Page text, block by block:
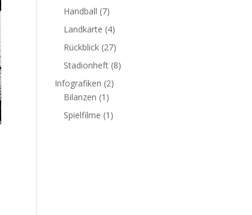
Handball (7)
Landkarte (4)
Rückblick (27)
Stadionheft (8)
Infografiken (2)
Bilanzen (1)
Spielfilme (1)